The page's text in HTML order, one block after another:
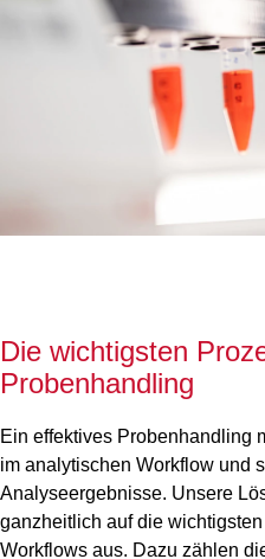
Die wichtigsten
Probenhandling
Ein effektives Probenhandling
im analytischen Workflow und
Analyseergebnisse. Unsere
ganzheitlich auf die
Workflows aus. Dazu zählen